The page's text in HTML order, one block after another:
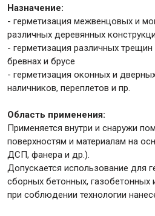
Назначение:
- герметизация межвенцовых и
различных деревянных
- герметизация различных
бревнах и брусе
- герметизация оконных и
наличников, переплетов и пр.
Область применения:
Применяется внутри и снаружи
поверхностям и материалам на
ДСП, фанера и др.).
Допускается использование для
сборных бетонных, газобетонных
при соблюдении технологии
Канаты, шнуры
Всё для
Оборудование для клининга